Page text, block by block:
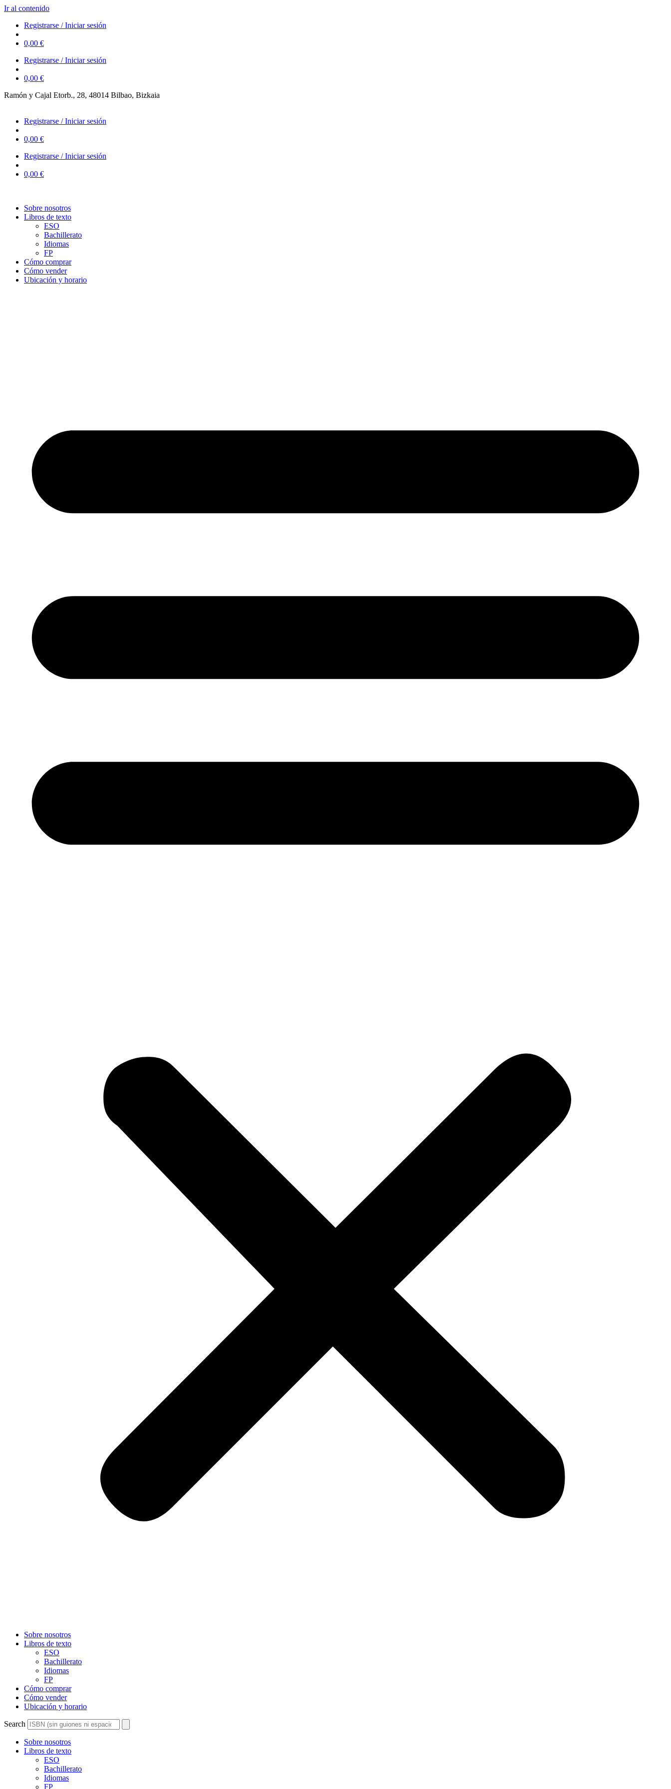
Ir al contenido
Registrarse / Iniciar sesión
0,00 €
Registrarse / Iniciar sesión
0,00 €
Ramón y Cajal Etorb., 28, 48014 Bilbao, Bizkaia
Registrarse / Iniciar sesión
0,00 €
Registrarse / Iniciar sesión
0,00 €
Sobre nosotros
Libros de texto
ESO
Bachillerato
Idiomas
FP
Cómo comprar
Cómo vender
Ubicación y horario
Sobre nosotros
Libros de texto
ESO
Bachillerato
Idiomas
FP
Cómo comprar
Cómo vender
Ubicación y horario
Search
Sobre nosotros
Libros de texto
ESO
Bachillerato
Idiomas
FP